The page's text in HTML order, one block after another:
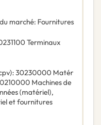
marché: Fournitures
Terminaux
): 30230000 Matér
Machines de
(matériel),
et fournitures